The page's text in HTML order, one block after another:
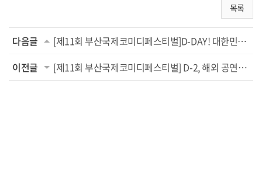
목록
다음글
[제11회 부산국제코미디페스티벌]D-DAY! 대한민국을 웃음바다로 물들일 축제가 시작된...
이전글
[제11회 부산국제코미디페스티벌] D-2, 해외 공연팀 리빙카툰듀엣·베리베리·가베지·래핑 마...